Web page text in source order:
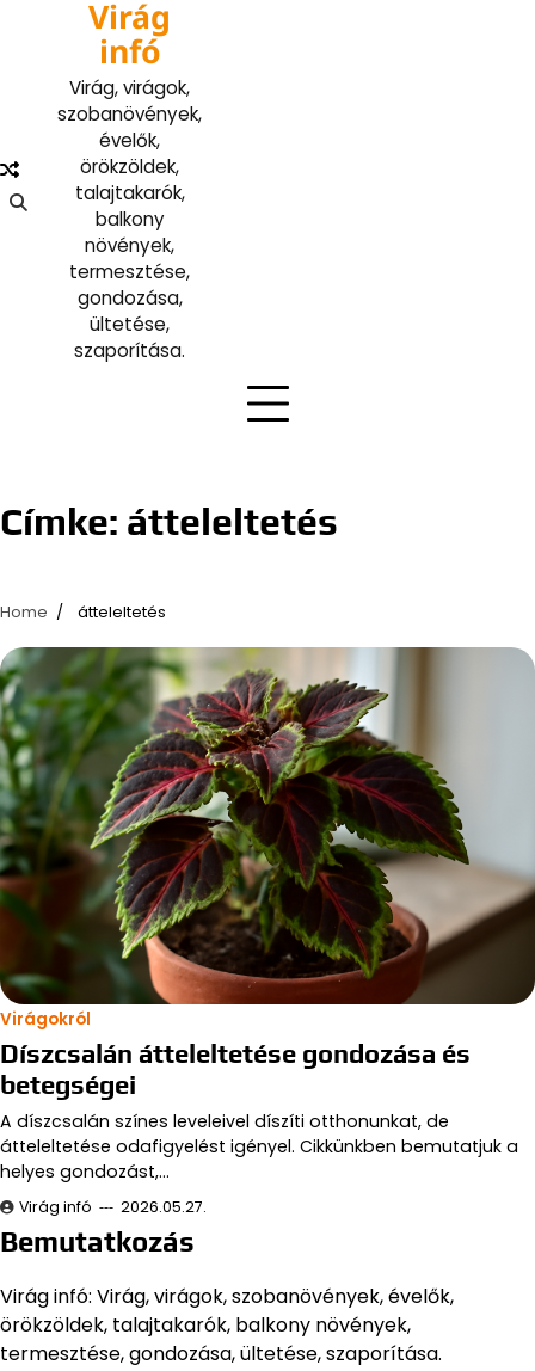
Virág
infó
Virág, virágok,
szobanövények,
évelők,
örökzöldek,
talajtakarók,
balkony
növények,
termesztése,
gondozása,
ültetése,
szaporítása.
Címke: átteleltetés
Home átteleltetés
Virágokról
Díszcsalán átteleltetése gondozása és
betegségei
A díszcsalán színes leveleivel díszíti otthonunkat, de
átteleltetése odafigyelést igényel. Cikkünkben bemutatjuk a
helyes gondozást,…
Virág infó 2026.05.27.
Bemutatkozás
Virág infó: Virág, virágok, szobanövények, évelők,
örökzöldek, talajtakarók, balkony növények,
termesztése, gondozása, ültetése, szaporítása.